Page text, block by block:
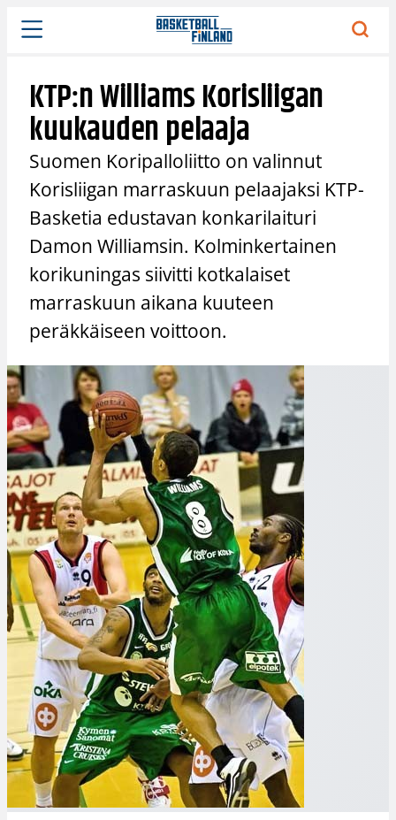
Siirry
sisältöön
KTP:n Williams Korisliigan
kuukauden pelaaja
Suomen Koripalloliitto on valinnut
Korisliigan marraskuun pelaajaksi KTP-
Basketia edustavan konkarilaituri
Damon Williamsin. Kolminkertainen
korikuningas siivitti kotkalaiset
marraskuun aikana kuuteen
peräkkäiseen voittoon.